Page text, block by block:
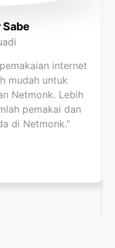
internet
mudah untuk
Netmonk. Lebih
pemakai dan
di Netmonk.”